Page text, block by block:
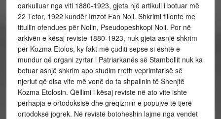
qarkulluar nga viti 1880-1923, gjeta një artikull i botuar më
22 Tetor, 1922 kundër Imzot Fan Noli. Shkrimi fillonte me
titullin ofendues për Nolin, Pseudopeshkopi Noli. Por në
arkivën e kësaj reviste 1880-1923, nuk gjeta asnjë shkrim
për Kozma Etolos, ky fakt më çuditi sepse si është e
mundur që organi zyrtar i Patriarkanës së Stambollit nuk ka
botuar asnjë shkrim apo studim rreth veprimtarisë së
njeriut që disa vite më vonë do ta shpallnin të Shenjtë
Kozma Etolosin. Qëllimi i kësaj reviste në ato vite ishte
përhapja e ortodoksisë dhe greqizmin e popujve të tjerë
ortodoksë jogrek. Në revistë botoheshin lajme nga vendet